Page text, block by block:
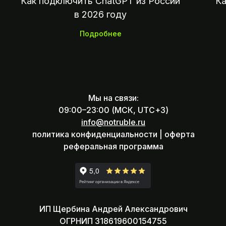
в 2026 году
Подробнее
Мы на связи:
09:00–23:00 (МСК, UTC+3)
info@notruble.ru
политика конфиденциальности |
оферта
реферальная программа
ИП Щербина Андрей Александрович
ОГРНИП 318619600154755